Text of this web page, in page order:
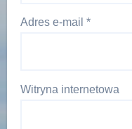
Adres e-mail *
Witryna internetowa